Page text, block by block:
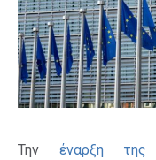
Την έναρξη